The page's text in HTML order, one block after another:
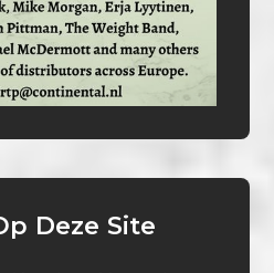
Deze Site